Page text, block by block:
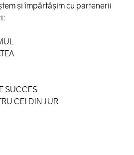
şi împărtăşim cu partenerii
SUCCES
CEI DIN JUR